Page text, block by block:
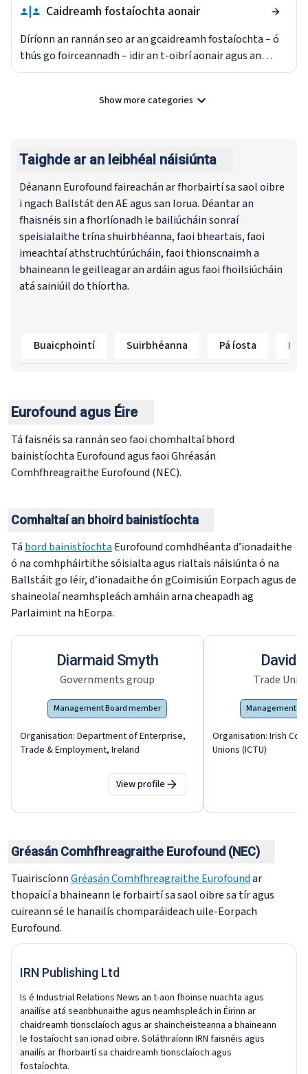
meicníochtaí dlíthiúla agus institiúideacha – idir
chomhchoiteanna agus aonair – a úsáidtear chun
díospóidí a réiteach agus na cúinsí inar féidir iad a úsáid.
Caidreamh fostaíochta aonair
Díríonn an rannán seo ar an gcaidreamh fostaíochta – ó
thús go foirceannadh – idir an t-oibrí aonair agus an
fostóir, a chlúdaíonn an conradh fostaíochta, teidlíochtaí
foirceanta, agus socruithe reachtúla maidir le saoire
Show more categories
Show all categories
Taighde ar an leibhéal náisiúnta
Déanann Eurofound faireachán ar fhorbairtí sa saol oibre
i ngach Ballstát den AE agus san Iorua. Déantar an
fhaisnéis sin a fhorlíonadh le bailiúcháin sonraí
speisialaithe trína shuirbhéanna, faoi bheartais, faoi
imeachtaí athstruchtúrúcháin, faoi thionscnaimh a
bhaineann le geilleagar an ardáin agus faoi fhoilsiúcháin
atá sainiúil do thíortha.
Buaicphointí Suirbhéanna Pá íosta
Eurofound agus Éire
Tá faisnéis sa rannán seo faoi chomhaltaí bhord
bainistíochta Eurofound agus faoi Ghréasán
Comhfhreagraithe Eurofound (NEC).
Comhaltaí an bhoird bainistíochta
Tá bord bainistíochta Eurofound comhdhéanta d’ionadaithe
ó na comhpháirtithe sóisialta agus rialtais náisiúnta ó na
Ballstáit go léir, d’ionadaithe ón gCoimisiún Eorpach agus de
shaineolaí neamhspleách amháin arna cheapadh ag
Parlaimint na hEorpa.
Diarmaid Smyth
Governments group
Management Board member
Organisation: Department of Enterprise,
Trade & Employment, Ireland
View profile
David
Trade
Management
Organisation: Irish
Unions (ICTU)
Gréasán Comhfhreagraithe Eurofound (NEC)
TuairiscíonnGréasán Comhfhreagraithe Eurofoundar
thopaicí a bhaineann le forbairtí sa saol oibre sa tír agus
cuireann sé le hanailís chomparáideach uile-Eorpach
Eurofound.
IRN Publishing Ltd
Is é Industrial Relations News an t-aon fhoinse nuachta agus
anailíse atá seanbhunaithe agus neamhspleách in Éirinn ar
chaidreamh tionsclaíoch agus ar shaincheisteanna a bhaineann
le fostaíocht san ionad oibre. Soláthraíonn IRN faisnéis agus
anailís ar fhorbairtí sa chaidreamh tionsclaíoch agus
fostaíochta.